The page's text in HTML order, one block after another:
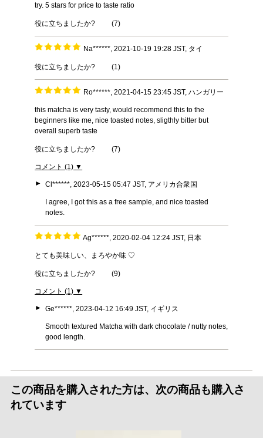
try. 5 stars for price to taste ratio
役に立ちましたか? (7)
Na******, 2021-10-19 19:28 JST, タイ
役に立ちましたか? (1)
Ro******, 2021-04-15 23:45 JST, ハンガリー
this matcha is very tasty, would recommend this to the
beginners like me, nice toasted notes, sligthly bitter but
overall superb taste
役に立ちましたか? (7)
コメント (1) ▼
► Cl******, 2023-05-15 05:47 JST, アメリカ合衆国
I agree, I got this as a free sample, and nice toasted
notes.
Ag******, 2020-02-04 12:24 JST, 日本
とても美味しい、まろやか味 ♡
役に立ちましたか? (9)
コメント (1) ▼
► Ge******, 2023-04-12 16:49 JST, イギリス
Smooth textured Matcha with dark chocolate / nutty notes,
good length.
この商品を購入された方は、次の商品も購入さ
れています